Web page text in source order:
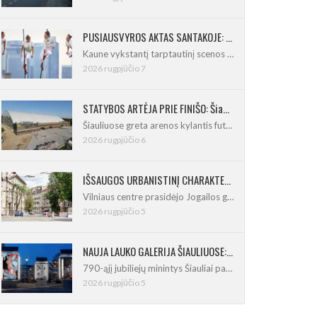
PUSIAUSVYROS AKTAS SANTAKOJE: „ConTempo 2026“ uždarys sudėtingas pasirodymas 8 m aukštyje
Kaune vykstantį tarptautinį scenos menų
2026 rugpjūčio 7
STATYBOS ARTĖJA PRIE FINIŠO: Šiaulių futbolo ir regbio maniežas įgavo kontūrus
Šiauliuose greta arenos kylantis futbolo
2026 rugpjūčio 6
IŠSAUGOS URBANISTINĮ CHARAKTERĮ: Vilniuje pradėtas Jogailos gatvės remontas
Vilniaus centre prasidėjo Jogailos gatvės
2026 rugpjūčio 5
NAUJA LAUKO GALERIJA ŠIAULIUOSE: Pirmoje ekspozicijoje – Eduardo Juchnevičiaus kūryba
790-ąjį jubiliejų minintys Šiauliai pasipildo
2026 rugpjūčio 5